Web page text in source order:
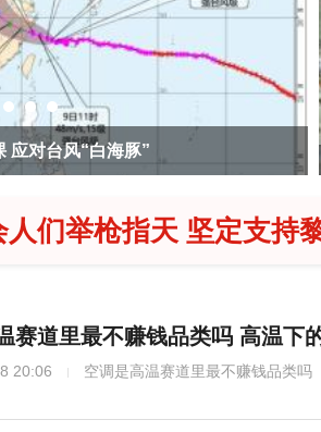
应对台风“白海豚”
们举枪指天 坚定支持
赛道里最不赚钱品类吗 高温下
20:06 空调是高温赛道里最不赚钱品类吗